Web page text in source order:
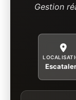
Gestion